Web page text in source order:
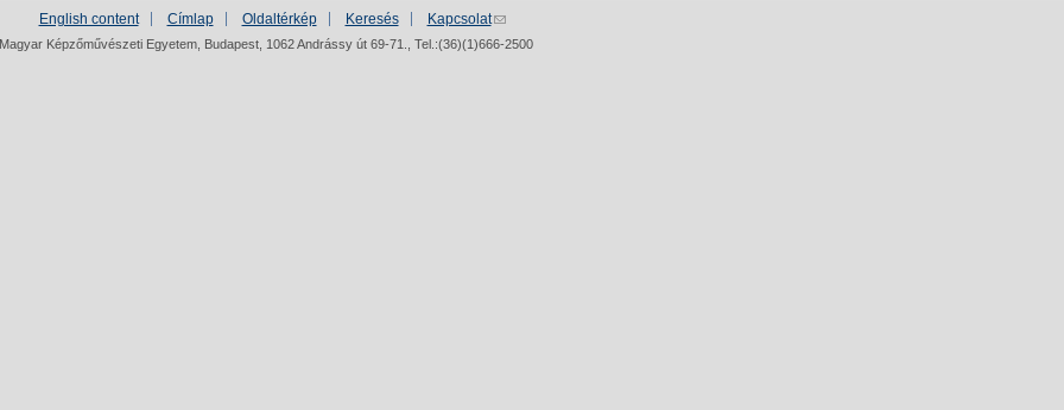
English content Címlap Oldaltérkép Keresés Kapcsolat
Magyar Képzőművészeti Egyetem, Budapest, 1062 Andrássy út 69-71., Tel.:(36)(1)666-2500